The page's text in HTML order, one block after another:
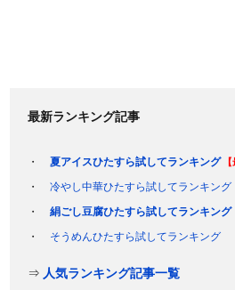
最新ランキング記事
夏アイスひたすら試してランキング
冷やし中華ひたすら試してランキング
絹ごし豆腐ひたすら試してランキング
そうめんひたすら試してランキング
⇒ 人気ランキング記事一覧